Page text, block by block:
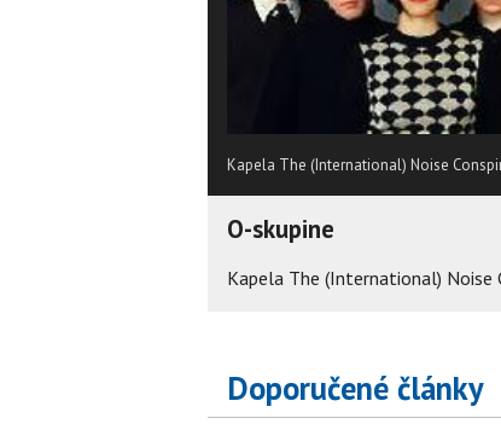
Kapela The (International) Noise
O-skupine
Kapela The (International) Noise
Doporučené články